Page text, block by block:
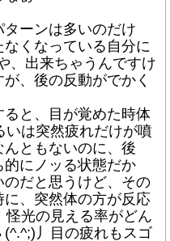
ーンは多いのだけ
くなっている自分に
、出来ちゃうんですけ
、後の反動がでかく
と、目が覚めた時体
いは突然疲れだけが噴
ともないのに、後
にノッる状態だか
だと思うけど、その
、突然体の方が反応
怪光の見える率がどん
丿目の疲れもスゴ